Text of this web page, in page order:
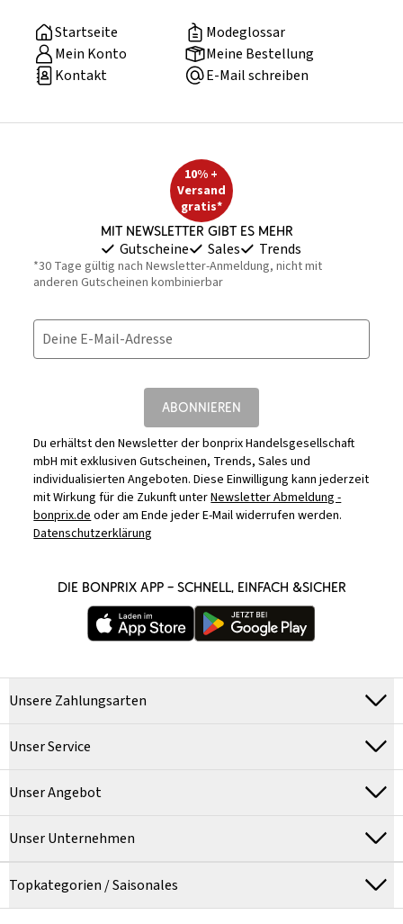
Startseite
Modeglossar
Mein Konto
Meine Bestellung
Kontakt
E-Mail schreiben
10% +
Versand
gratis*
Mit Newsletter gibt es mehr
Gutscheine Sales Trends
*30 Tage gültig nach Newsletter-Anmeldung, nicht mit
anderen Gutscheinen kombinierbar
Deine E-Mail-Adresse
ABONNIEREN
Du erhältst den Newsletter der bonprix Handelsgesellschaft
mbH mit exklusiven Gutscheinen, Trends, Sales und
individualisierten Angeboten. Diese Einwilligung kann jederzeit
mit Wirkung für die Zukunft unterNewsletter Abmeldung -
bonprix.deoder am Ende jeder E-Mail widerrufen werden.
Datenschutzerklärung
DIE BONPRIX APP – SCHNELL, EINFACH &SICHER
Unsere Zahlungsarten
Unser Service
Unser Angebot
Unser Unternehmen
Topkategorien / Saisonales